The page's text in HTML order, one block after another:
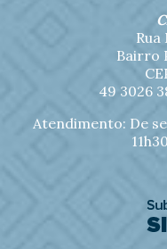
Rua
Bairro
49 3026
Atendimento: De